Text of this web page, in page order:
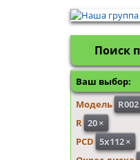
Поиск
Ваш выбор:
Модель R002
R 20×
PCD 5x112×